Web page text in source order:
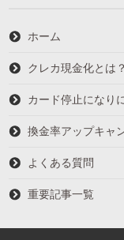
ホーム
クレカ現金化とは？
カード停止になり
換金率アップキャ
よくある質問
重要記事一覧